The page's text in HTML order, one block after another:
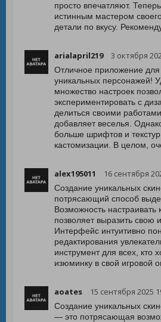
просто впечатляют.
истинным мастером
детали по вкусу.
arialapril219 3 октября
Отличное приложение для
уникальных персонажей!
множество настроек
экспериментировать с
делиться своими
добавляет веселья.
больше шрифтов и
кастомизации. В целом,
alex195011 16 сентября
Создание уникальных
потрясающий способ
Возможность
позволяет выразить свою
Интерфейс интуитивно
редактирования
инструмент для всех, кто
изюминку в свой игровой
aoates 15 сентября 2025
Создание уникальных
— это потрясающая